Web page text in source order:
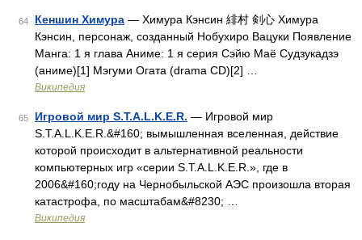
64 Кеншин Химура — Химура Кэнсин 緋村 剣心 Химура
Кэнсин, персонаж, созданный Нобухиро Вацуки Появление
Манга: 1 я глава Аниме: 1 я серия Сэйю Маё Судзукадзэ
(аниме)[1] Мэгуми Огата (drama CD)[2] …
Википедия
65 Игровой мир S.T.A.L.K.E.R. — Игровой мир
S.T.A.L.K.E.R.&#160; вымышленная вселенная, действие
которой происходит в альтернативной реальности
компьютерных игр «серии S.T.A.L.K.E.R.», где в
2006&#160;году на Чернобыльской АЭС произошла вторая
катастрофа, по масштабам&#8230; …
Википедия